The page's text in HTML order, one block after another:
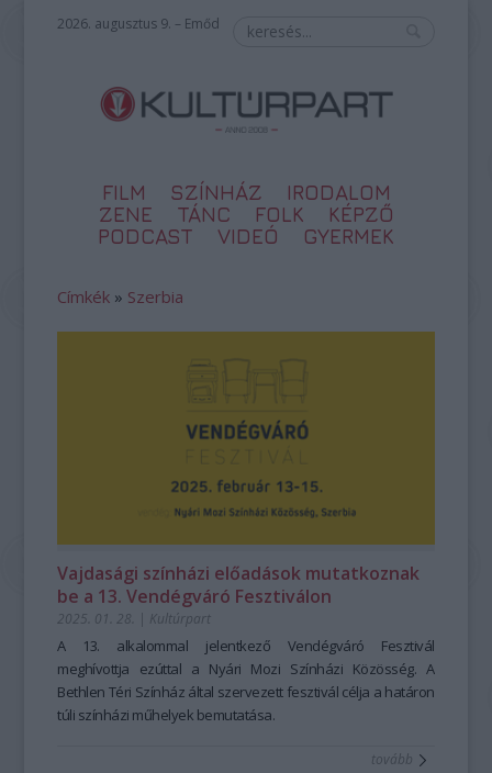
2026. augusztus 9. – Emőd
FILM SZÍNHÁZ
IRODALOM
ZENE
TÁNC FOLK
KÉPZŐ
PODCAST
VIDEÓ GYERMEK
Címkék » Szerbia
Vajdasági színházi előadások mutatkoznak
be a 13. Vendégváró Fesztiválon
2025. 01. 28. | Kultúrpart
A 13. alkalommal jelentkező Vendégváró Fesztivál
meghívottja ezúttal a Nyári Mozi Színházi Közösség. A
Bethlen Téri Színház által szervezett fesztivál célja a határon
túli színházi műhelyek bemutatása.
tovább